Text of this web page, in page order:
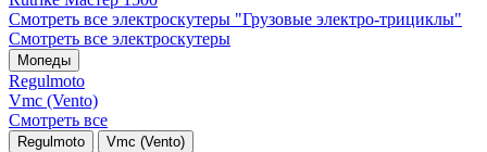
Смотреть все электро­скутеры "Грузовые электро‑трициклы"
Смотреть все электро­скутеры
Мопеды
Regulmoto
Vmc (Vento)
Смотреть все
Regulmoto Vmc (Vento)